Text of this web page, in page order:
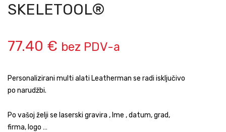
SKELETOOL®
77.40 € bez PDV-a
Personalizirani multi alati Leatherman se radi isključivo
po narudžbi.
Po vašoj želji se laserski gravira , Ime , datum, grad,
firma, logo …